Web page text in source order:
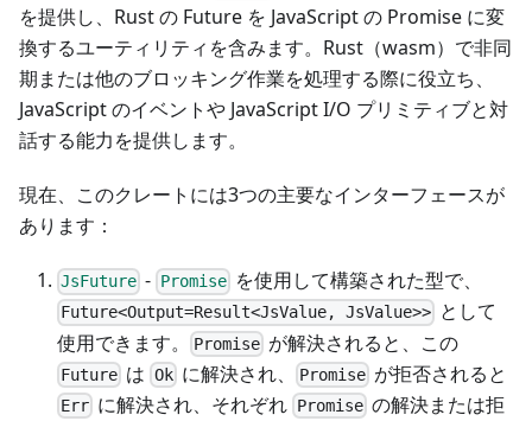
を提供し、Rust の Future を JavaScript の Promise に変
換するユーティリティを含みます。Rust（wasm）で非同
期または他のブロッキング作業を処理する際に役立ち、
JavaScript のイベントや JavaScript I/O プリミティブと対
話する能力を提供します。
現在、このクレートには3つの主要なインターフェースが
あります：
JsFuture - Promiseを使用して構築された型で、
Future<Output=Result<JsValue, JsValue>> として
使用できます。
Promise が解決されると、この
Future は Okに解決され、 Promise が拒否されると
Err に解決され、それぞれ Promiseの解決または拒